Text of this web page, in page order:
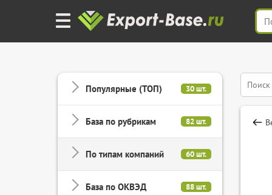
Популярные (ТОП) 30 шт.
База по рубрикам 82 шт.
По типам компаний 60 шт.
База по ОКВЭД 88 шт.